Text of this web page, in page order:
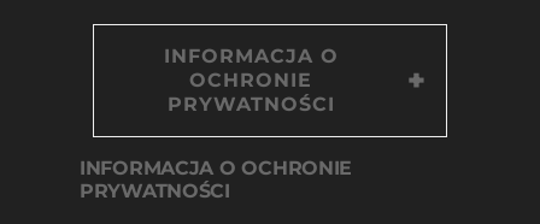
INFORMACJA O
OCHRONIE
PRYWATNOŚCI
INFORMACJA O OCHRONIE
PRYWATNOŚCI